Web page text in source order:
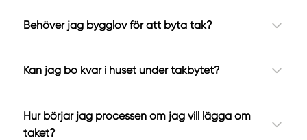
Behöver jag bygglov för att byta tak?
Kan jag bo kvar i huset under takbytet?
Hur börjar jag processen om jag vill lägga om
taket?